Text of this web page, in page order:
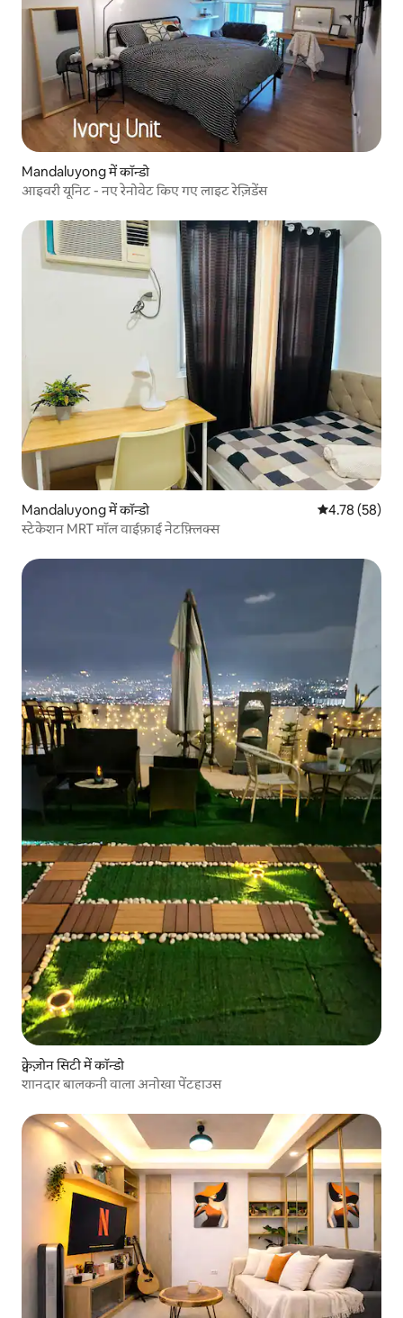
Mandaluyong में कॉन्डो
आइवरी यूनिट - नए रेनोवेट किए गए लाइट रेज़िडेंस
Mandaluyong में कॉन्डो औसत रेटिंग 5 में
4.78 (58)
स्टेकेशन MRT मॉल वाईफ़ाई नेटफ़्लिक्स
क्वेज़ोन सिटी में कॉन्डो
शानदार बालकनी वाला अनोखा पेंटहाउस